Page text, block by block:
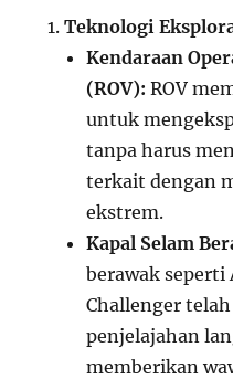
Teknologi
Kendaraan
(ROV): ROV
untuk
tanpa harus
terkait dengan
ekstrem.
Kapal Selam
berawak seperti
Challenger
penjelajahan
memberikan